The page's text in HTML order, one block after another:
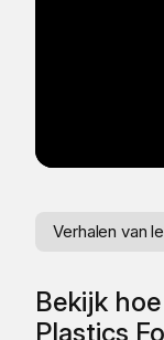
Verhalen van
Bekijk
Plastics